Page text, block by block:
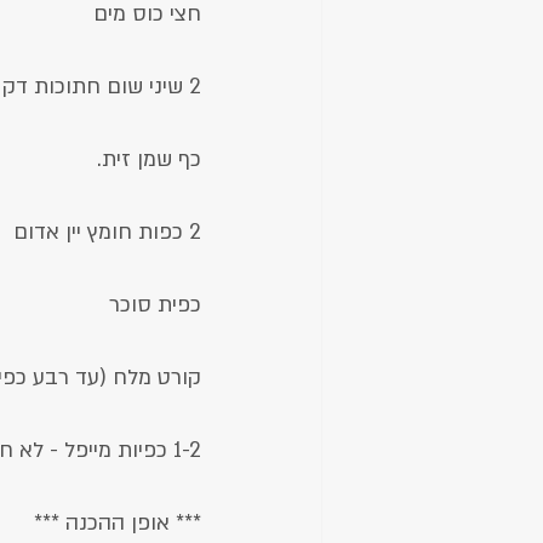
חצי כוס מים
2 שיני שום חתוכות דק
כף שמן זית.
2 כפות חומץ יין אדום
כפית סוכר
קורט מלח (עד רבע
1-2 כפיות מייפל - לא חובה
*** אופן ההכנה ***